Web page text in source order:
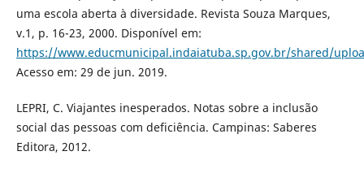
uma escola aberta à diversidade. Revista Souza Marques,
v.1, p. 16-23, 2000. Disponível em:
https://www.educmunicipal.indaiatuba.sp.gov.br/shared/
Acesso em: 29 de jun. 2019.
LEPRI, C. Viajantes inesperados. Notas sobre a inclusão
social das pessoas com deficiência. Campinas: Saberes
Editora, 2012.